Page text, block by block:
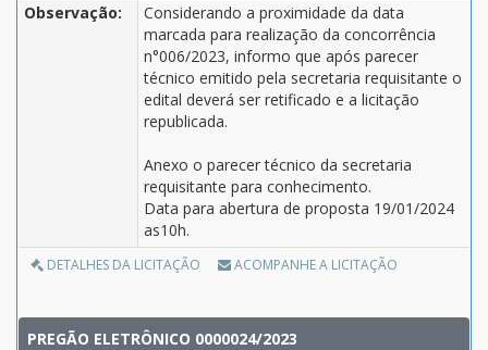
Observação:
Considerando a proximidade da data
marcada para realização da concorrência
n°006/2023, informo que após parecer
técnico emitido pela secretaria requisitante o
edital deverá ser retificado e a licitação
republicada.
Anexo o parecer técnico da secretaria
requisitante para conhecimento.
Data para abertura de proposta 19/01/2024
as10h.
DETALHES DA LICITAÇÃO ACOMPANHE A LICITAÇÃO
PREGÃO ELETRÔNICO 0000024/2023